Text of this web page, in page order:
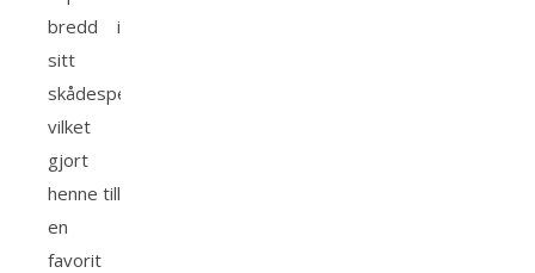
bredd i
sitt
skådespeleri,
vilket
gjort
henne till
en
favorit